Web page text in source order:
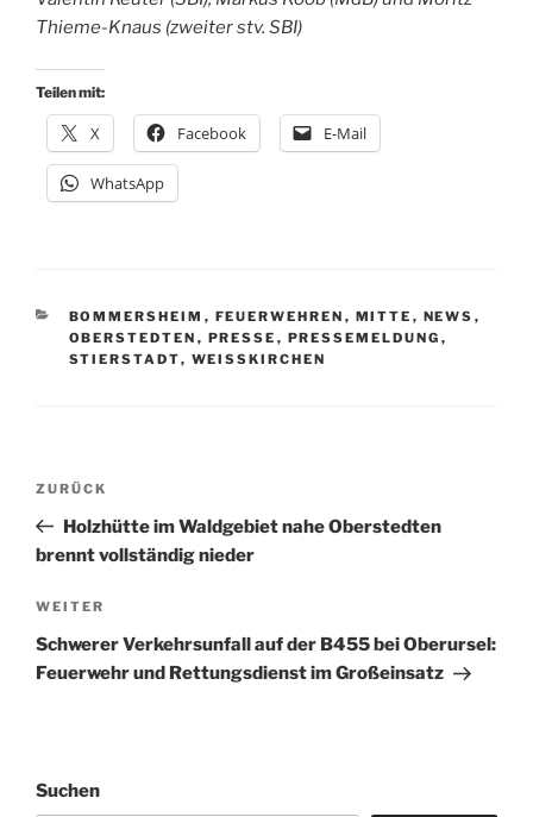
Thieme-Knaus (zweiter stv. SBI)
Teilen mit:
X Facebook E-Mail
WhatsApp
KATEGORIEN
BOMMERSHEIM , FEUERWEHREN , MITTE , NEWS ,
OBERSTEDTEN , PRESSE , PRESSEMELDUNG ,
STIERSTADT, WEISSKIRCHEN
Beitragsnavigation
Vorheriger
Beitrag
ZURÜCK
Holzhütte im Waldgebiet nahe Oberstedten
brennt vollständig nieder
Nächster
Beitrag
WEITER
Schwerer Verkehrsunfall auf der B455 bei Oberursel:
Feuerwehr und Rettungsdienst im Großeinsatz
Suchen